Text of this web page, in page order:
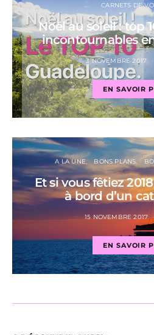
CARNETS DE
Noël au soleil : top
incontournables
3 NOVEMBRE 2017
EN SAVOIR
A LA UNE BONS PLANS
Et si vous fêtiez
à bord d’un
15 NOVEMBRE 2017
EN SAVOIR